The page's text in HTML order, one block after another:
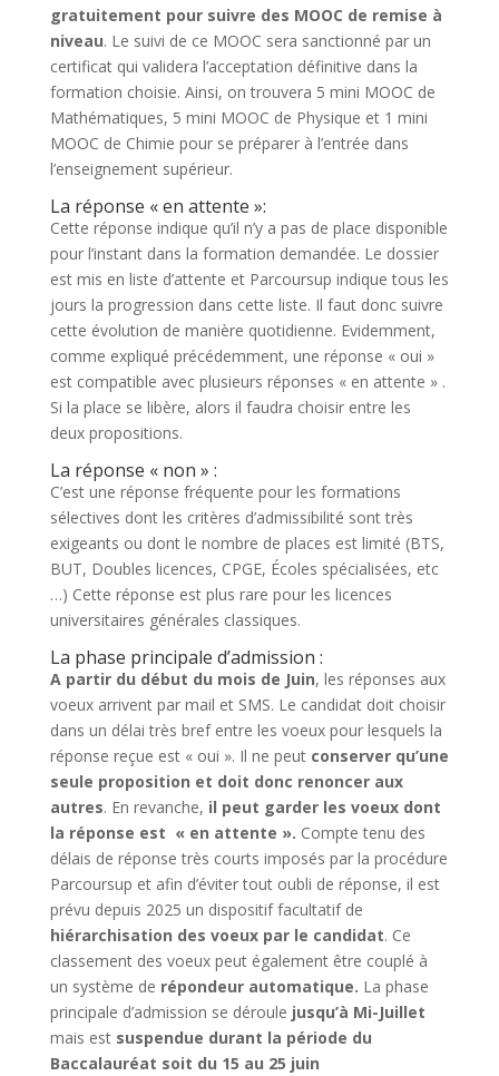
gratuitement pour suivre des MOOC de remise à
niveau. Le suivi de ce MOOC sera sanctionné par un
certificat qui validera l’acceptation définitive dans la
formation choisie. Ainsi, on trouvera 5 mini MOOC de
Mathématiques, 5 mini MOOC de Physique et 1 mini
MOOC de Chimie pour se préparer à l’entrée dans
l’enseignement supérieur.
La réponse « en attente »:
Cette réponse indique qu’il n’y a pas de place disponible
pour l’instant dans la formation demandée. Le dossier
est mis en liste d’attente et Parcoursup indique tous les
jours la progression dans cette liste. Il faut donc suivre
cette évolution de manière quotidienne. Evidemment,
comme expliqué précédemment, une réponse « oui »
est compatible avec plusieurs réponses « en attente » .
Si la place se libère, alors il faudra choisir entre les
deux propositions.
La réponse « non » :
C’est une réponse fréquente pour les formations
sélectives dont les critères d’admissibilité sont très
exigeants ou dont le nombre de places est limité (BTS,
BUT, Doubles licences, CPGE, Écoles spécialisées, etc
…) Cette réponse est plus rare pour les licences
universitaires générales classiques.
La phase principale d’admission :
A partir du début du mois de Juin, les réponses aux
voeux arrivent par mail et SMS. Le candidat doit choisir
dans un délai très bref entre les voeux pour lesquels la
réponse reçue est « oui ». Il ne peut conserver qu’une
seule proposition et doit donc renoncer aux
autres. En revanche, il peut garder les voeux dont
la réponse est « en attente ». Compte tenu des
délais de réponse très courts imposés par la procédure
Parcoursup et afin d’éviter tout oubli de réponse, il est
prévu depuis 2025 un dispositif facultatif de
hiérarchisation des voeux par le candidat. Ce
classement des voeux peut également être couplé à
un système de répondeur automatique. La phase
principale d’admission se déroule jusqu’à Mi-Juillet
mais est suspendue durant la période du
Baccalauréat soit du 15 au 25 juin